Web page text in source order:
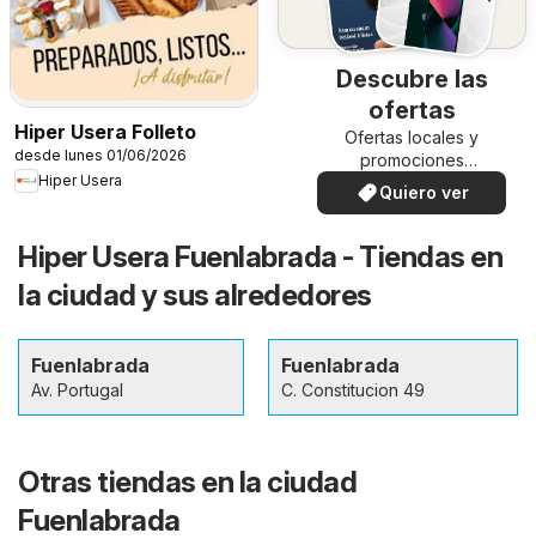
Hiper Usera Folleto
desde lunes 01/06/2026
Hiper Usera
Descubre las
ofertas
Ofertas locales y
promociones
especiales.
Quiero ver
Hiper Usera Fuenlabrada - Tiendas en
la ciudad y sus alrededores
Fuenlabrada
Av. Portugal
Fuenlabrada
C. Constitucion 49
Otras tiendas en la ciudad
Fuenlabrada